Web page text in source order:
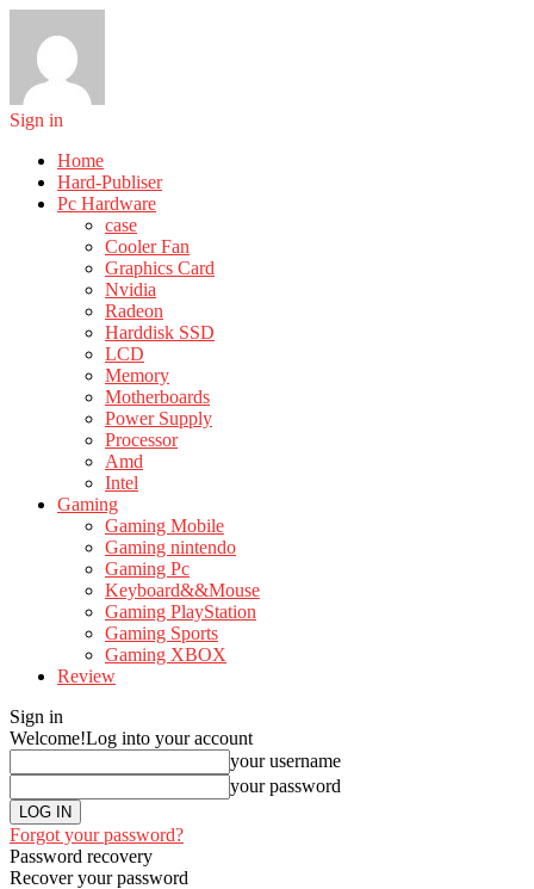
Sign in
Home
Hard-Publiser
Pc Hardware
case
Cooler Fan
Graphics Card
Nvidia
Radeon
Harddisk SSD
LCD
Memory
Motherboards
Power Supply
Processor
Amd
Intel
Gaming
Gaming Mobile
Gaming nintendo
Gaming Pc
Keyboard&&Mouse
Gaming PlayStation
Gaming Sports
Gaming XBOX
Review
Sign in
Welcome!Log into your account
your username
your password
Forgot your password?
Password recovery
Recover your password